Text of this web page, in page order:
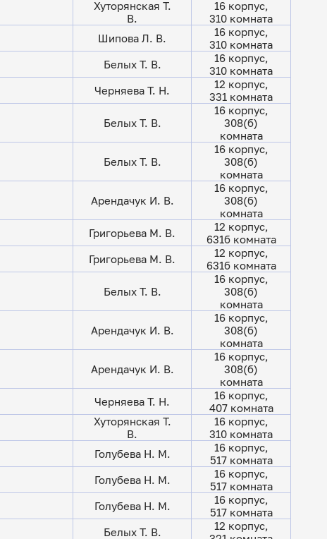
Хуторянская Т.
В.
16 корпус,
310 комната
Шипова Л. В.
16 корпус,
310 комната
Белых Т. В.
16 корпус,
310 комната
Черняева Т. Н.
12 корпус,
331 комната
Белых Т. В.
16 корпус,
308(б)
комната
Белых Т. В.
16 корпус,
308(б)
комната
Арендачук И. В.
16 корпус,
308(б)
комната
Григорьева М. В.
12 корпус,
631б комната
Григорьева М. В.
12 корпус,
631б комната
Белых Т. В.
16 корпус,
308(б)
комната
Арендачук И. В.
16 корпус,
308(б)
комната
Арендачук И. В.
16 корпус,
308(б)
комната
Черняева Т. Н.
16 корпус,
407 комната
Хуторянская Т.
В.
16 корпус,
310 комната
Голубева Н. М.
16 корпус,
517 комната
Голубева Н. М.
16 корпус,
517 комната
Голубева Н. М.
16 корпус,
517 комната
Белых Т. В.
12 корпус,